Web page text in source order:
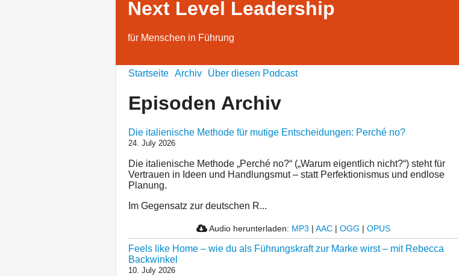
Next Level Leadership
für Menschen in Führung
Startseite Archiv Über diesen Podcast
Episoden Archiv
Die italienische Methode für mutige Entscheidungen: Perché no?
24. July 2026
Die italienische Methode „Perché no?“ („Warum eigentlich nicht?“) steht für
Vertrauen in Ideen und Handlungsmut – statt Perfektionismus und endlose
Planung.
Im Gegensatz zur deutschen R...
Audio herunterladen: MP3 | AAC | OGG | OPUS
Feels like Home – wie du als Führungskraft zur Marke wirst – mit Rebecca
Backwinkel
10. July 2026